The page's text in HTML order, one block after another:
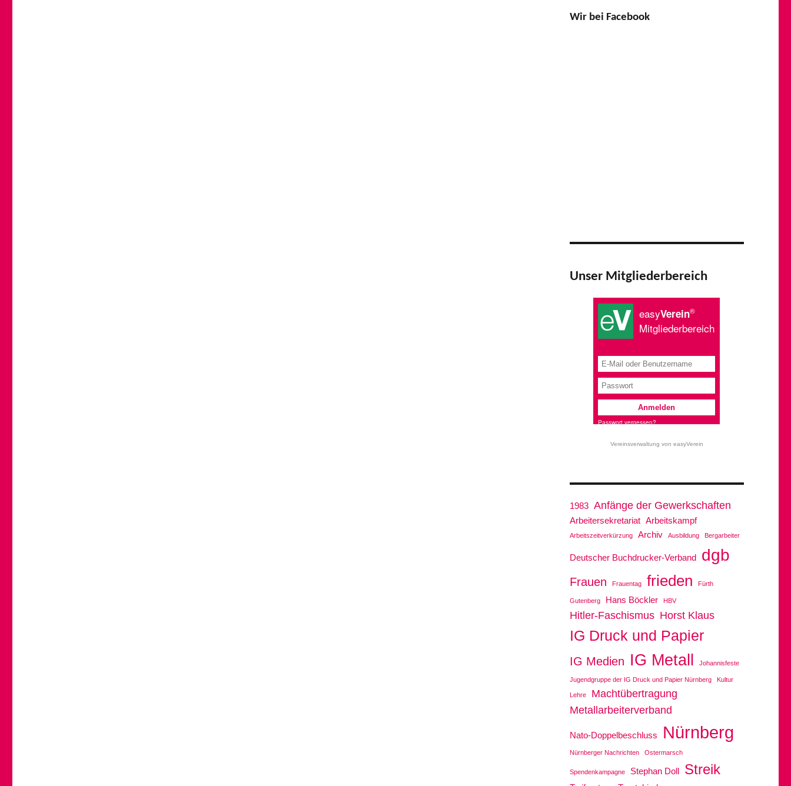
Wir bei Facebook
Unser Mitgliederbereich
Vereinsverwaltung von easyVerein
1983 Anfänge der Gewerkschaften
Arbeitersekretariat Arbeitskampf
Arbeitszeitverkürzung Archiv Ausbildung Bergarbeiter
Deutscher Buchdrucker-Verband dgb
Frauen Frauentag frieden Fürth
Gutenberg Hans Böckler HBV
Hitler-Faschismus Horst Klaus
IG Druck und Papier
IG Medien IG Metall Johannisfeste
Jugendgruppe der IG Druck und Papier Nürnberg Kultur
Lehre
Machtübertragung
Metallarbeiterverband
Nato-Doppelbeschluss Nürnberg
Nürnberger Nachrichten Ostermarsch
Spendenkampagne Stephan Doll Streik